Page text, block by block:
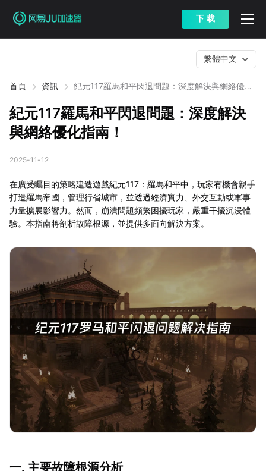
下 载
首頁 資訊
紀元117羅馬和平閃退問題：深度解決與網絡優化
繁體中文
紀元117羅馬和平閃退問題：深度解決
與網絡優化指南！
2025-11-12
在廣受矚目的策略建造遊戲紀元117：羅馬和平中，玩家有機會親手
打造羅馬帝國，管理行省城市，並透過經濟實力、外交互動或軍事
力量擴展影響力。然而，崩潰問題頻繁困擾玩家，嚴重干擾沉浸體
驗。本指南將剖析故障根源，並提供多面向解決方案。
一. 主要故障根源分析